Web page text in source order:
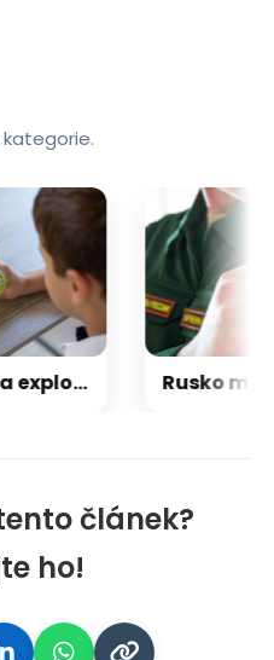
článek?
ho!
Populární hračka explodovala malému chlapci ve Francii do obličeje. Utrpěl vážné popáleniny